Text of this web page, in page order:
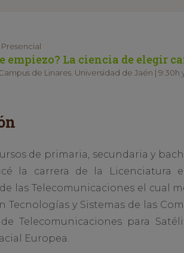
empiezo? La ciencia de elegir
de Linares. Universidad de Jaén | 9:30h y
de primaria, secundaria y
la carrera de la Licenciatura
las Telecomunicaciones el cual
Tecnologías y Sistemas de las
Telecomunicaciones para
Europea.